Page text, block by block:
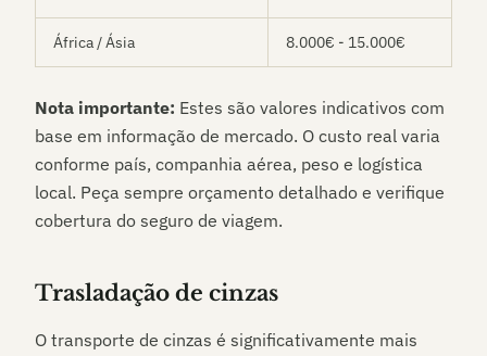
África / Ásia 8.000€ - 15.000€
Nota importante: Estes são valores indicativos com
base em informação de mercado. O custo real varia
conforme país, companhia aérea, peso e logística
local. Peça sempre orçamento detalhado e verifique
cobertura do seguro de viagem.
Trasladação de cinzas
O transporte de cinzas é significativamente mais